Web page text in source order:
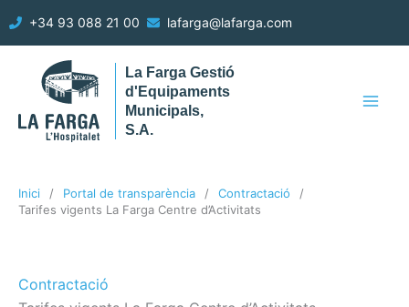
al
contingut
+34 93 088 21 00 lafarga@lafarga.com
La Farga Gestió
d'Equipaments
Municipals,
S.A.
Inici Portal de transparència
Contractació
Tarifes vigents La Farga Centre d’Activitats
Contractació